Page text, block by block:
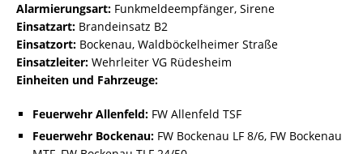
Alarmierungsart: Funkmeldeempfänger, Sirene
Einsatzart: Brandeinsatz B2
Einsatzort: Bockenau, Waldböckelheimer Straße
Einsatzleiter: Wehrleiter VG Rüdesheim
Einheiten und Fahrzeuge:
Feuerwehr Allenfeld: FW Allenfeld TSF
Feuerwehr Bockenau: FW Bockenau LF 8/6, FW Bockenau